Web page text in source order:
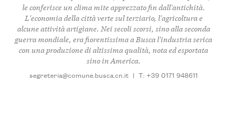
le conferisce un clima mite apprezzato fin dall'antichità.
L'economia della città verte sul terziario, l'agricoltura e
alcune attività artigiane. Nei secoli scorsi, sino alla seconda
guerra mondiale, era fiorentissima a Busca l'industria serica
con una produzione di altissima qualità, nota ed esportata
sino in America.
segreteria@comune.busca.cn.it | T: +39 0171 948611